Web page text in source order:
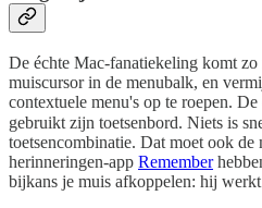
De échte Mac-fanatiekeling komt
muiscursor in de menubalk, en
contextuele menu's op te roepen.
gebruikt zijn toetsenbord. Niets is
toetsencombinatie. Dat moet ook de
herinneringen-app Remember
bijkans je muis afkoppelen: hij